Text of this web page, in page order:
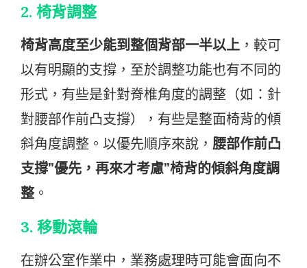
2. 椅背調整
椅背高度至少能到整個背部一半以上 ，較可
以有明顯的支撐，至於調整功能也有不同的
形式，有些是針對脊椎角度的調整（如：針
對腰部作前凸支撐），有些是整面椅背的傾
斜角度調整。以優先順序來說， 腰部作前凸
支撐”優先，再來才考慮”椅背的傾斜角度調
整 。
3. 移動滾輪
在辦公室作業中，業務處理時可能會面向不